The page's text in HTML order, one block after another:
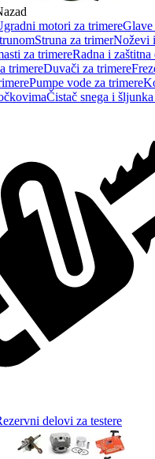
motori za trimereGlave
Struna za trimerNoževi
za trimereRadna i zaštitna
trimereDuvači za trimere
Pumpe vode za trimere
Čistač snega i
delovi za testere